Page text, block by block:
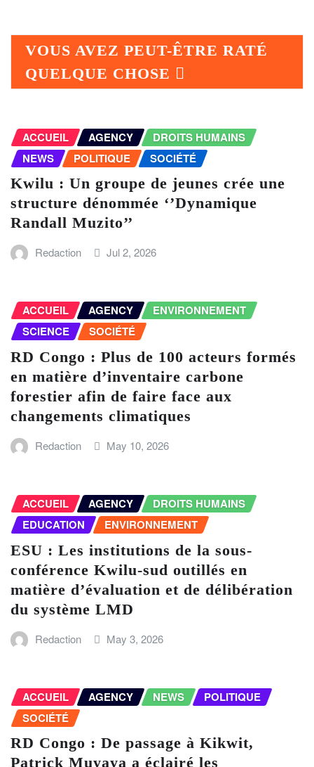
VOUS AVEZ PEUT-ÊTRE RATÉ
QUELQUE CHOSE
ACCUEIL AGENCY
DROITS HUMAINS
NEWS
POLITIQUE SOCIÉTÉ
Kwilu : Un groupe de jeunes crée une
structure dénommée ‘’Dynamique
Randall Muzito’’
Redaction Jul 2, 2026
ACCUEIL AGENCY
ENVIRONNEMENT
SCIENCE
SOCIÉTÉ
RD Congo : Plus de 100 acteurs formés
en matière d’inventaire carbone
forestier afin de faire face aux
changements climatiques
Redaction May 10, 2026
ACCUEIL AGENCY
DROITS HUMAINS
EDUCATION
ENVIRONNEMENT
ESU : Les institutions de la sous-
conférence Kwilu-sud outillés en
matière d’évaluation et de délibération
du système LMD
Redaction May 3, 2026
ACCUEIL AGENCY NEWS
POLITIQUE
SOCIÉTÉ
RD Congo : De passage à Kikwit,
Patrick Muyaya a éclairé les